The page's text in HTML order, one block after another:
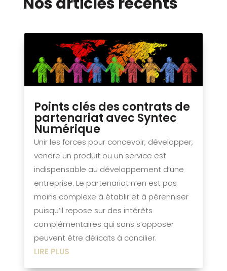
Points clés des contrats de
partenariat avec Syntec
Numérique
Unir les forces pour concevoir, développer,
vendre un produit ou un service est
indispensable au développement d’une
entreprise. Le partenariat n’en est pas
moins complexe à établir et à pérenniser
puisqu’il repose sur des intérêts
complémentaires qui sans s’opposer
peuvent être délicats à concilier.
LIRE PLUS